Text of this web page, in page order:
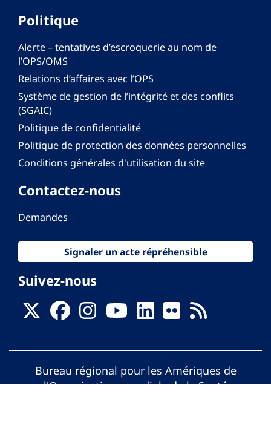
Politique
Alerte – tentatives d’escroquerie au nom de
l’OPS/OMS
Relations d’affaires avec l’OPS
Système de gestion de l’intégrité et des conflits
(SGAIC)
Politique de confidentialité
Politique de protection des données personnelles
Conditions générales d'utilisation du site
Contactez-nous
Demandes
Signaler un acte répréhensible
Suivez-nous
Bureau régional pour les Amériques de
l'Organisation mondiale de la Santé